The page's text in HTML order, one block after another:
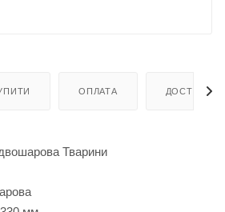
ОПЛАТА ДОСТАВКА
Тварини